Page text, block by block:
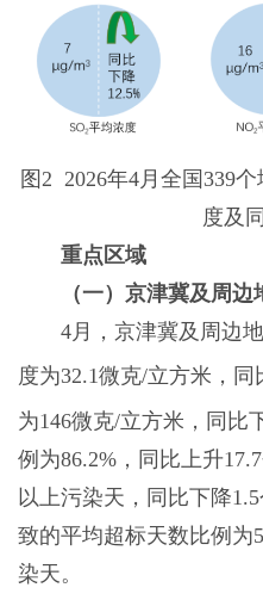
图2 2026年4月全国339
度及
重点区域
（一）京津冀及周边
4月，京津冀及周边地
度为32.1微克/立方米，同
为146微克/立方米，同比
例为86.2%，同比上升
以上污染天，同比下降
致的平均超标天数比例为
染天。